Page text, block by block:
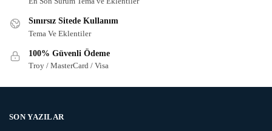
Sınırsız Sitede Kullanım
Tema Ve Eklentiler
100% Güvenli Ödeme
Troy / MasterCard / Visa
SON YAZILAR